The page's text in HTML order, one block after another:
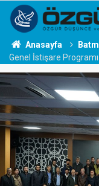
Anasayfa
Genel İstişare